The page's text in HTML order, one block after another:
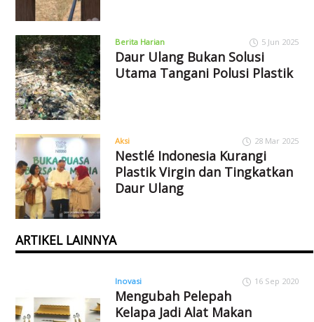
Berita Harian 5 Jun 2025
Daur Ulang Bukan Solusi
Utama Tangani Polusi Plastik
Aksi 28 Mar 2025
Nestlé Indonesia Kurangi
Plastik Virgin dan Tingkatkan
Daur Ulang
ARTIKEL LAINNYA
Inovasi 16 Sep 2020
Mengubah Pelepah
Kelapa Jadi Alat Makan